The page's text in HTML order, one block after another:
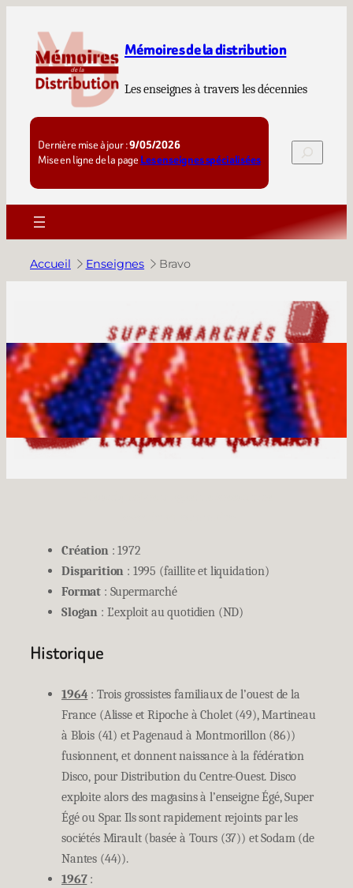
contenu
Mémoires de la distribution
Les enseignes à travers les décennies
Dernière mise à jour :9/05/2026
Mise en ligne de la page Les enseignes spécialisées
Rechercher
Accueil Enseignes Bravo
Création: 1972
Disparition : 1995 (faillite et liquidation)
Format : Supermarché
Slogan : L’exploit au quotidien (ND)
Historique
1964: Trois grossistes familiaux de l’ouest de la
France (Alisse et Ripoche à Cholet (49), Martineau
à Blois (41) et Pagenaud à Montmorillon (86))
fusionnent, et donnent naissance à la fédération
Disco, pour Distribution du Centre-Ouest. Disco
exploite alors des magasins à l’enseigne Égé, Super
Égé ou Spar. Ils sont rapidement rejoints par les
sociétés Mirault (basée à Tours (37)) et Sodam (de
Nantes (44)).
1967: